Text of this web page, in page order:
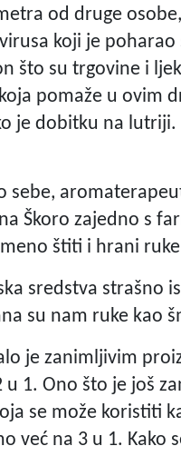
od druge
koji je poharao
što su trgovine i
pomaže u ovim
je dobitku na
sebe,
Škoro zajedno s
štiti i hrani
sredstva strašno
su nam ruke kao
je zanimljivim
1. Ono što je još
se može koristiti
već na 3 u 1. Kako